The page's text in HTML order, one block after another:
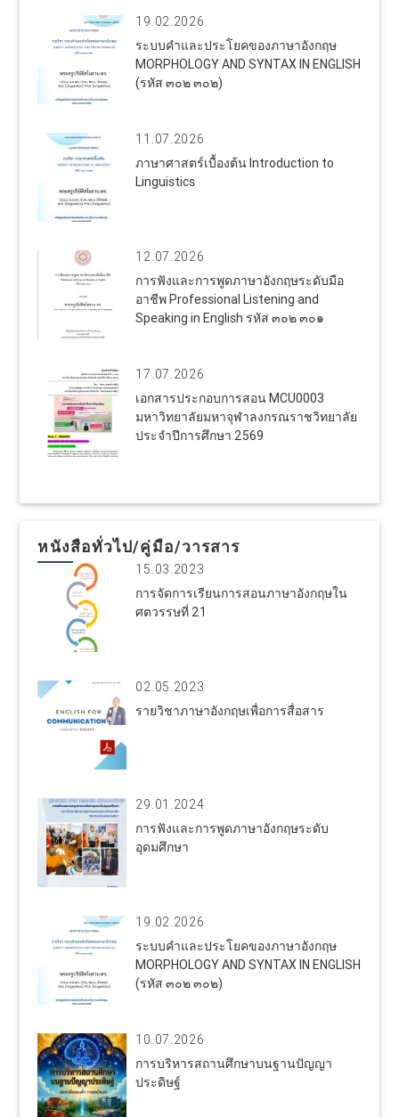
19.02.2026
ระบบคำและประโยคของภาษาอังกฤษ
MORPHOLOGY AND SYNTAX IN ENGLISH
(รหัส ๓๐๒ ๓๐๒)
11.07.2026
ภาษาศาสตร์เบื้องต้น Introduction to
Linguistics
12.07.2026
การฟังและการพูดภาษาอังกฤษระดับมือ
อาชีพ Professional Listening and
Speaking in English รหัส ๓๐๒ ๓๐๑
17.07.2026
เอกสารประกอบการสอน MCU0003
มหาวิทยาลัยมหาจุฬาลงกรณราชวิทยาลัย
ประจำปีการศึกษา 2569
หนังสือทั่วไป/คู่มือ/วารสาร
15.03.2023
การจัดการเรียนการสอนภาษาอังกฤษใน
ศตวรรษที่ 21
02.05.2023
รายวิชาภาษาอังกฤษเพื่อการสื่อสาร
29.01.2024
การฟังและการพูดภาษาอังกฤษระดับ
อุดมศึกษา
19.02.2026
ระบบคำและประโยคของภาษาอังกฤษ
MORPHOLOGY AND SYNTAX IN ENGLISH
(รหัส ๓๐๒ ๓๐๒)
10.07.2026
การบริหารสถานศึกษาบนฐานปัญญา
ประดิษฐ์